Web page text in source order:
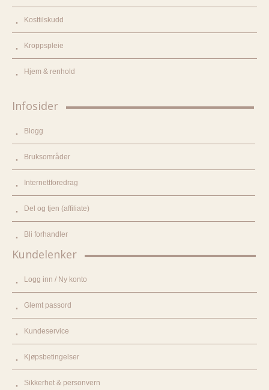
Kosttilskudd
Kroppspleie
Hjem & renhold
Infosider
Blogg
Bruksområder
Internettforedrag
Del og tjen (affiliate)
Bli forhandler
Kundelenker
Logg inn / Ny konto
Glemt passord
Kundeservice
Kjøpsbetingelser
Sikkerhet & personvern